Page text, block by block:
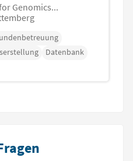
Genomics...
Datenbank